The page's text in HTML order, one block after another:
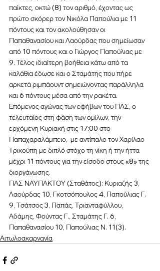
παίκτες, οκτώ (8) τον αριθμό, έχοντας ως
πρώτο σκόρερ τον Νικόλα Παπούλια με 11
πόντους και τον ακολούθησαν οι
Παπαθανασίου και Λαούρδας που σημείωσαν
από 10 πόντους και ο Γιώργος Παπούλιας με
9. Τέλος ιδιαίτερη βοήθεια κάτω από τα
καλάθια έδωσε και ο Σταμάτης που πήρε
αρκετά ριμπάουντ σημειώνοντας παράλληλα
και 6 πόντους μέσα από την ρακέτα.
Επόμενος αγώνας των εφήβων του ΠΑΣ, ο
τελευταίος στη φάση των ομίλων, την
ερχόμενη Κυριακή στις 17:00 στο
Παπαχαραλάμπειο,  με αντίπαλο τον Χαρίλαο
Τρικούπη με διπλό στόχο τη νίκη ή την ήττα
μέχρι 11 πόντους για την είσοδο στους «8» της
διοργάνωσης.
ΠΑΣ ΝΑΥΠΑΚΤΟΥ (Σταθάτος): Κυριαζής 3,
Λαούρδας 10, Γκοτσόπουλος 4, Παπούλιας Γ.
9, Τσάτσος 3, Παπάς, Τριανταφύλλου,
Αδάμης, Φούντας Γ., Σταμάτης Γ. 6,
Παπαθανασίου 10, Παπούλιας Ν. 11(3).
Αιτωλοακαρνανία